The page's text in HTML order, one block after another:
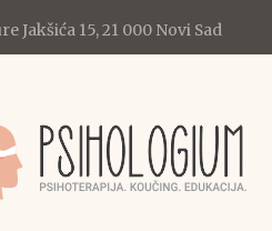
Jakšića 15, 21 000 Novi Sad